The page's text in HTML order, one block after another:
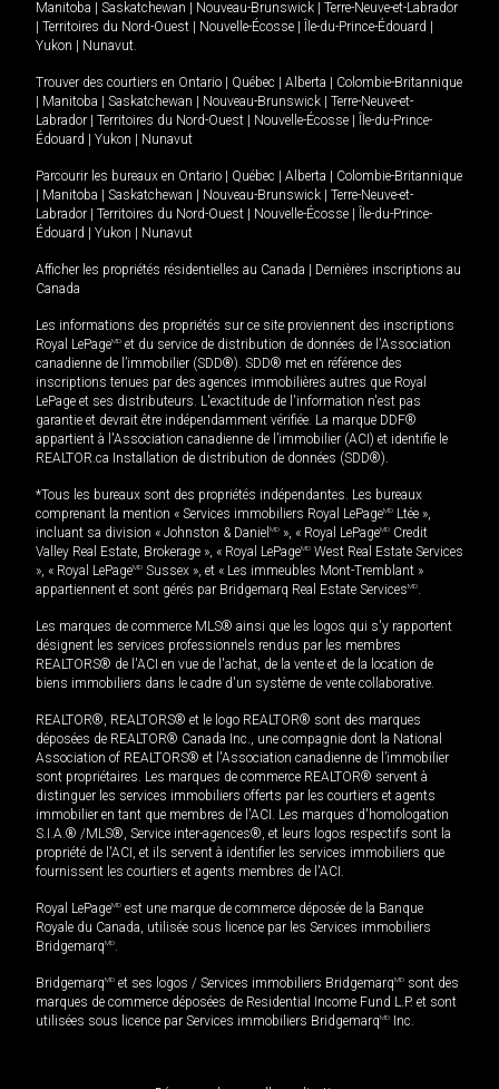
Manitoba
Saskatchewan Nouveau-Brunswick
Terre-Neuve-et-Labrador
Territoires du Nord-Ouest Nouvelle-Écosse Île-du-Prince-Édouard
Yukon
Nunavut.
Trouver des courtiers en Ontario Québec Alberta
Colombie-Britannique
Manitoba Saskatchewan Nouveau-Brunswick
Terre-Neuve-et-
Labrador
Territoires du Nord-Ouest Nouvelle-Écosse
Île-du-Prince-
Édouard
Yukon Nunavut
Parcourir les bureaux en Ontario Québec Alberta
Colombie-Britannique
Manitoba Saskatchewan Nouveau-Brunswick
Terre-Neuve-et-
Labrador
Territoires du Nord-Ouest Nouvelle-Écosse
Île-du-Prince-
Édouard
Yukon Nunavut
Afficher les propriétés résidentielles au Canada
Dernières inscriptions au
Canada
Les informations des propriétés sur ce site proviennent des inscriptions
Royal LePageMD et du service de distribution de données de l'Association
canadienne de l’immobilier (SDD®). SDD® met en référence des
inscriptions tenues par des agences immobilières autres que Royal
LePage et ses distributeurs. L'exactitude de l'information n'est pas
garantie et devrait être indépendamment vérifiée. La marque DDF®
appartient à l'Association canadienne de l’immobilier (ACI) et identifie le
REALTOR.ca Installation de distribution de données (SDD®).
*Tous les bureaux sont des propriétés indépendantes. Les bureaux
comprenant la mention « Services immobiliers Royal LePageMD Ltée »,
incluant sa division « Johnston & Daniel MD », « Royal LePageMD Credit
Valley Real Estate, Brokerage », « Royal LePageMD West Real Estate Services
», « Royal LePageMD Sussex », et « Les immeubles Mont-Tremblant »
appartiennent et sont gérés par Bridgemarq Real Estate ServicesMD.
Les marques de commerce MLS® ainsi que les logos qui s'y rapportent
désignent les services professionnels rendus par les membres
REALTORS® de l'ACI en vue de l'achat, de la vente et de la location de
biens immobiliers dans le cadre d'un système de vente collaborative.
REALTOR®, REALTORS® et le logo REALTOR® sont des marques
déposées de REALTOR® Canada Inc., une compagnie dont la National
Association of REALTORS® et l'Association canadienne de l’immobilier
sont propriétaires. Les marques de commerce REALTOR® servent à
distinguer les services immobiliers offerts par les courtiers et agents
immobilier en tant que membres de l'ACI. Les marques d'homologation
S.I.A.® /MLS®, Service inter-agences®, et leurs logos respectifs sont la
propriété de l'ACI, et ils servent à identifier les services immobiliers que
fournissent les courtiers et agents membres de l'ACI.
Royal LePageMD est une marque de commerce déposée de la Banque
Royale du Canada, utilisée sous licence par les Services immobiliers
BridgemarqMD.
BridgemarqMD et ses logos / Services immobiliers BridgemarqMD sont des
marques de commerce déposées de Residential Income Fund L.P. et sont
utilisées sous licence par Services immobiliers BridgemarqMD Inc.